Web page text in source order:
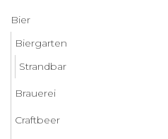
Bier
Biergarten
Strandbar
Brauerei
Craftbeer